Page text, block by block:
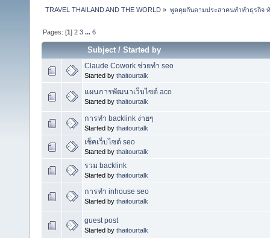
TRAVEL THAILAND AND THE WORLD » พูดคุยกันตามประสาคนทำทำธุรกิจ ทั
Pages: [1]2 3 ...6
Subject/Started by
Claude Cowork ช่วยทำ seo
Started by thaitourtalk
แผนการพัฒนาเว็บไซต์ aco
Started by thaitourtalk
การทำ backlink ง่ายๆ
Started by thaitourtalk
เช็คเว็บไซต์ seo
Started by thaitourtalk
รวม backlink
Started by thaitourtalk
การทำ inhouse seo
Started by thaitourtalk
guest post
Started by thaitourtalk